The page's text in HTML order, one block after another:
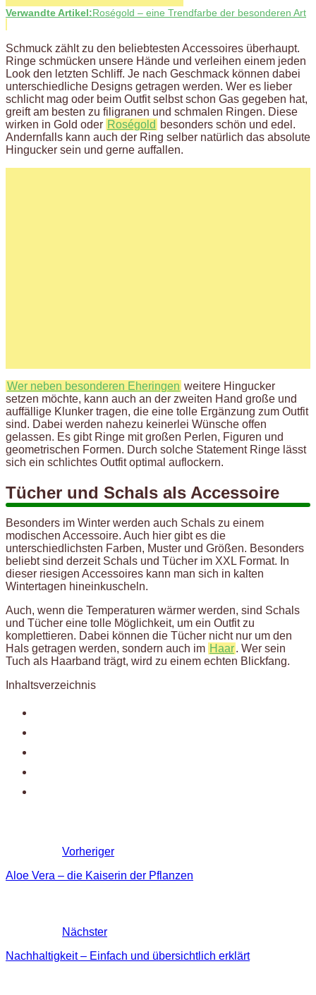
Verwandte Artikel:Roségold – eine Trendfarbe der besonderen Art
Schmuck zählt zu den beliebtesten Accessoires überhaupt.
Ringe schmücken unsere Hände und verleihen einem jeden
Look den letzten Schliff. Je nach Geschmack können dabei
unterschiedliche Designs getragen werden. Wer es lieber
schlicht mag oder beim Outfit selbst schon Gas gegeben hat,
greift am besten zu filigranen und schmalen Ringen. Diese
wirken in Gold oder Roségold besonders schön und edel.
Andernfalls kann auch der Ring selber natürlich das absolute
Hingucker sein und gerne auffallen.
Wer neben besonderen Eheringen weitere Hingucker
setzen möchte, kann auch an der zweiten Hand große und
auffällige Klunker tragen, die eine tolle Ergänzung zum Outfit
sind. Dabei werden nahezu keinerlei Wünsche offen
gelassen. Es gibt Ringe mit großen Perlen, Figuren und
geometrischen Formen. Durch solche Statement Ringe lässt
sich ein schlichtes Outfit optimal auflockern.
Tücher und Schals als Accessoire
Besonders im Winter werden auch Schals zu einem
modischen Accessoire. Auch hier gibt es die
unterschiedlichsten Farben, Muster und Größen. Besonders
beliebt sind derzeit Schals und Tücher im XXL Format. In
dieser riesigen Accessoires kann man sich in kalten
Wintertagen hineinkuscheln.
Auch, wenn die Temperaturen wärmer werden, sind Schals
und Tücher eine tolle Möglichkeit, um ein Outfit zu
komplettieren. Dabei können die Tücher nicht nur um den
Hals getragen werden, sondern auch im Haar. Wer sein
Tuch als Haarband trägt, wird zu einem echten Blickfang.
Inhaltsverzeichnis
Vorheriger
Aloe Vera – die Kaiserin der Pflanzen
Nächster
Nachhaltigkeit – Einfach und übersichtlich erklärt